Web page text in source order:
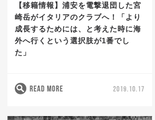
【移籍情報】浦安を電撃退団した宮
崎岳がイタリアのクラブへ！「より
成長するためには、と考えた時に海
外へ行くという選択肢が1番でし
た」
READ MORE 2019.10.17